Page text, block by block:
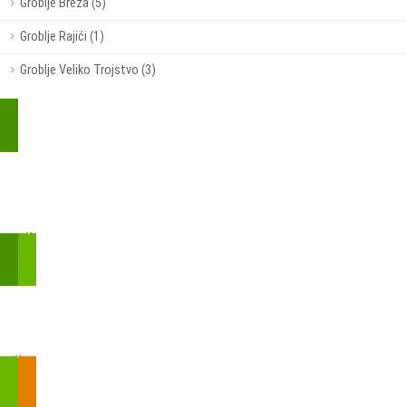
Groblje Breza (5)
Groblje Rajići (1)
Groblje Veliko Trojstvo (3)